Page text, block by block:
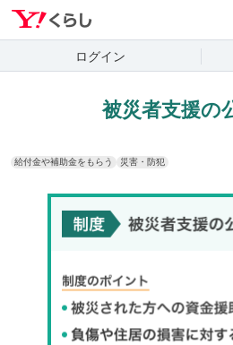
ログイン
被災者支援の
給付金や補助金をもらう 災害・防犯